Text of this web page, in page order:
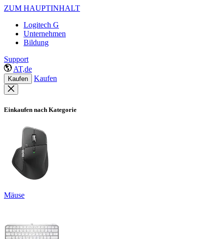
ZUM HAUPTINHALT
Logitech G
Unternehmen
Bildung
Support
AT,de
Kaufen Kaufen
Einkaufen nach Kategorie
Mäuse